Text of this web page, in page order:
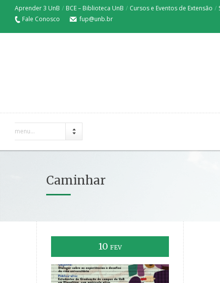
Aprender 3 UnB / BCE – Biblioteca UnB / Cursos e Eventos de Extensão /
Fale Conosco
fup@unb.br
menu...
Caminhar
10 FEV